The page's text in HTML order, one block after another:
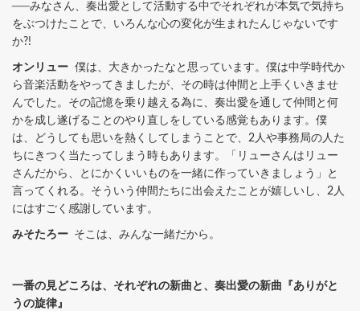
──みなさん、奏出愛として活動する中でそれぞれが本気で気持ち
をぶつけたことで、いろんな心の変化が生まれたんじゃないです
か?!
オンリュー 僕は、大きかったなと思っています。僕は中学時代か
ら音楽活動をやってきましたが、その時は仲間と上手くいきませ
んでした。その記憶を乗り越える為に、奏出愛を通して仲間と何
かを成し遂げることのやり直しをしている感覚もあります。僕
は、どうしても思いを熱くしてしまうことで、2人や事務局の人た
ちにきつく当たってしまう時もあります。「リューさんはリュー
さんだから、とにかくいいものを一緒に作っていきましょう」と
言ってくれる。そういう仲間たちに出会えたことが嬉しいし、2人
にはすごく感謝しています。
みそたろー そこは、みんな一緒だから。
一番の見どころは、それぞれの新曲と、奏出愛の新曲『ありがと
うの旋律』